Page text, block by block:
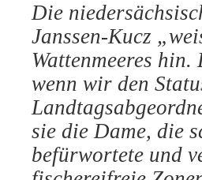
Die
Janssen-Kucz
Wattenmeeres
wenn wir den
sie die Dame, die
befürwortete und